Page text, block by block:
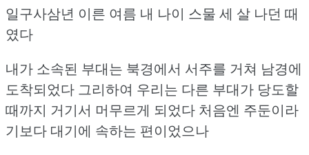
일구사삼년 이른 여름 내 나이 스물 세 살 나던 때
였다
내가 소속된 부대는 북경에서 서주를 거쳐 남경에
도착되었다 그리하여 우리는 다른 부대가 당도할
때까지 거기서 머무르게 되었다 처음엔 주둔이라
기보다 대기에 속하는 편이었으나